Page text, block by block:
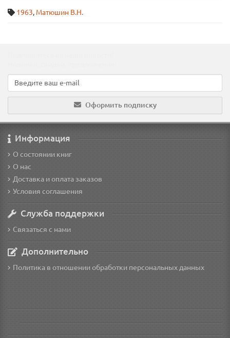
1963, Матюшин В.Н.
Оформить подписку
Информация
О состоянии книг
О нас
Доставка и оплата заказов
Условия соглашения
Служба поддержки
Связаться с нами
Дополнительно
Политика в отношении обработки персональных данных